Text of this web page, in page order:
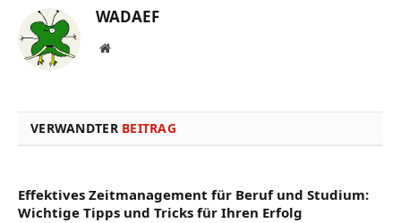
WADAEF
Website
VERWANDTER BEITRAG
Effektives Zeitmanagement für Beruf und Studium:
Wichtige Tipps und Tricks für Ihren Erfolg